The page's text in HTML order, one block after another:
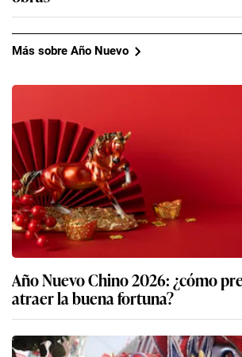
Más sobre Año Nuevo
Año Nuevo Chino 2026: ¿cómo
atraer la buena fortuna?